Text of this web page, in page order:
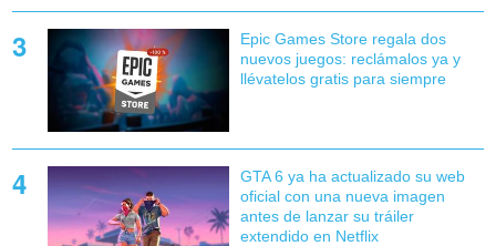
Epic Games Store regala dos
nuevos juegos: reclámalos ya y
llévatelos gratis para siempre
GTA 6 ya ha actualizado su web
oficial con una nueva imagen
antes de lanzar su tráiler
extendido en Netflix